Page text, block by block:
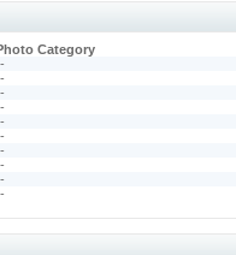
Category